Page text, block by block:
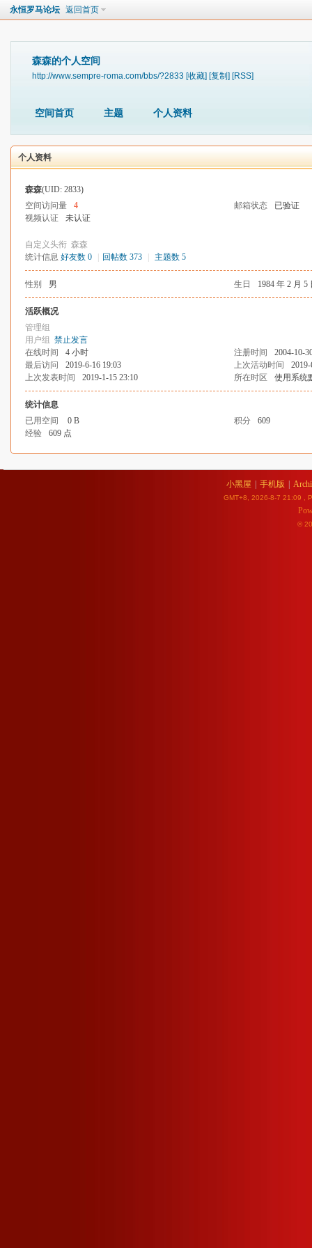
永恒罗马论坛 返回首页
森森的个人空间
http://www.sempre-roma.com/bbs/?2833 [收藏] [复制] [RSS]
空间首页 主题 个人资料
个人资料
森森(UID: 2833)
空间访问量
4 邮箱状态
已验证
视频认证
未认证
自定义头衔 森森
统计信息 好友数 0 回帖数 373 主题数 5
性别 男 生日 1984 年 2 月 5
活跃概况
管理组
用户组 禁止发言
在线时间
4 小时 注册时间
2004-10-
最后访问
2019-6-16 19:03 上次活动时间
上次发表时间
2019-1-15 23:10 所在时区 使用系统
统计信息
已用空间
0 B 积分
609
经验
609 点
小黑屋 手机版
GMT+8, 2026-8-7 21:09 ,
©